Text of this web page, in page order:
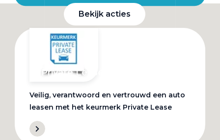
Bekijk acties
Private Lease
Veilig, verantwoord en vertrouwd een auto
leasen met het keurmerk Private Lease